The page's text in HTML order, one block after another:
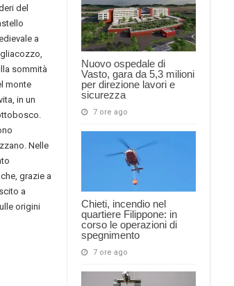
Nuovo ospedale di
Vasto, gara da 5,3 milioni
per direzione lavori e
sicurezza
7 ore ago
Chieti, incendio nel
quartiere Filippone: in
corso le operazioni di
spegnimento
7 ore ago
del
a
sommità
monte
in un
Nelle
grazie a
a
origini